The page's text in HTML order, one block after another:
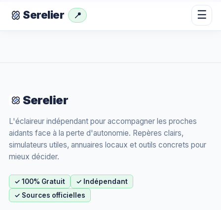
Serelier 📍 ☰
Serelier
L'éclaireur indépendant pour accompagner les proches
aidants face à la perte d'autonomie. Repères clairs,
simulateurs utiles, annuaires locaux et outils concrets pour
mieux décider.
✓ 100% Gratuit
✓ Indépendant
✓ Sources officielles